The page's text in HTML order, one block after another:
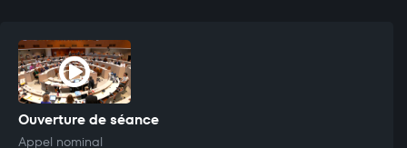
Ouverture de séance
Appel nominal